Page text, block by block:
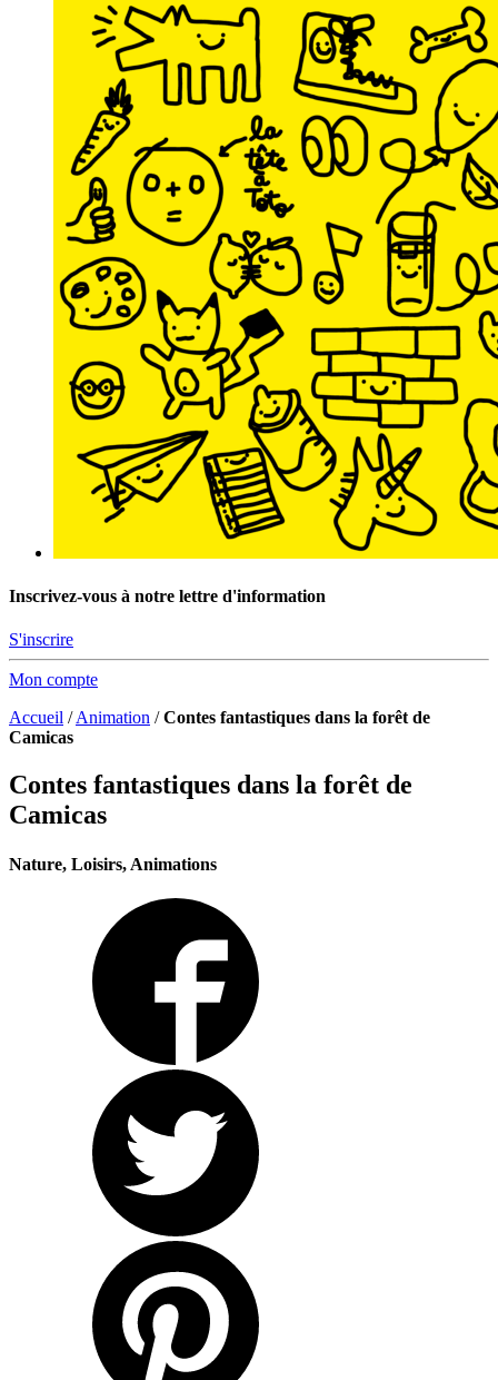
Inscrivez-vous à notre lettre d'information
S'inscrire
Mon compte
Accueil /Animation /Contes fantastiques dans la forêt de
Camicas
Contes fantastiques dans la forêt de
Camicas
Nature, Loisirs, Animations